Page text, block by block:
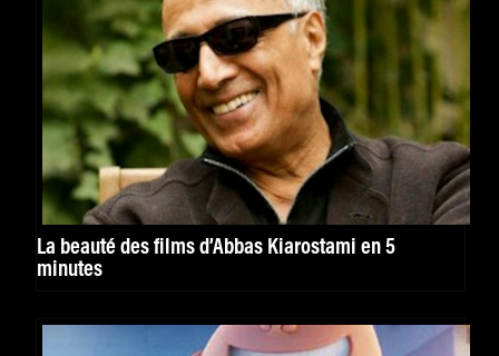
La beauté des films d’Abbas Kiarostami en 5
minutes